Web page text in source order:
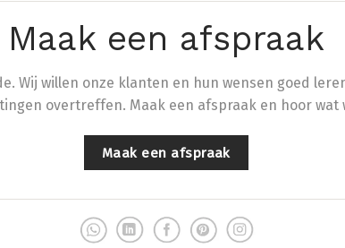
Maak een afspraak
Wij willen onze klanten en hun wensen goed
overtreffen. Maak een afspraak en hoor
Maak een afspraak